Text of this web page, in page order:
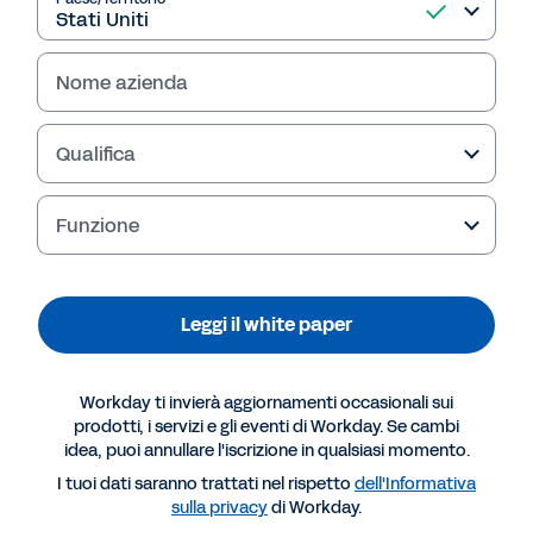
consumatori. Leggi subito.
Leggi il white paper
Altre risorse
Nome azienda
Qualifica
Funzione
Leggi il white paper
Workday ti invierà aggiornamenti occasionali sui
prodotti, i servizi e gli eventi di Workday. Se cambi
idea, puoi annullare l'iscrizione in qualsiasi momento.
I tuoi dati saranno trattati nel rispetto dell'Informativa
sulla privacydi Workday.